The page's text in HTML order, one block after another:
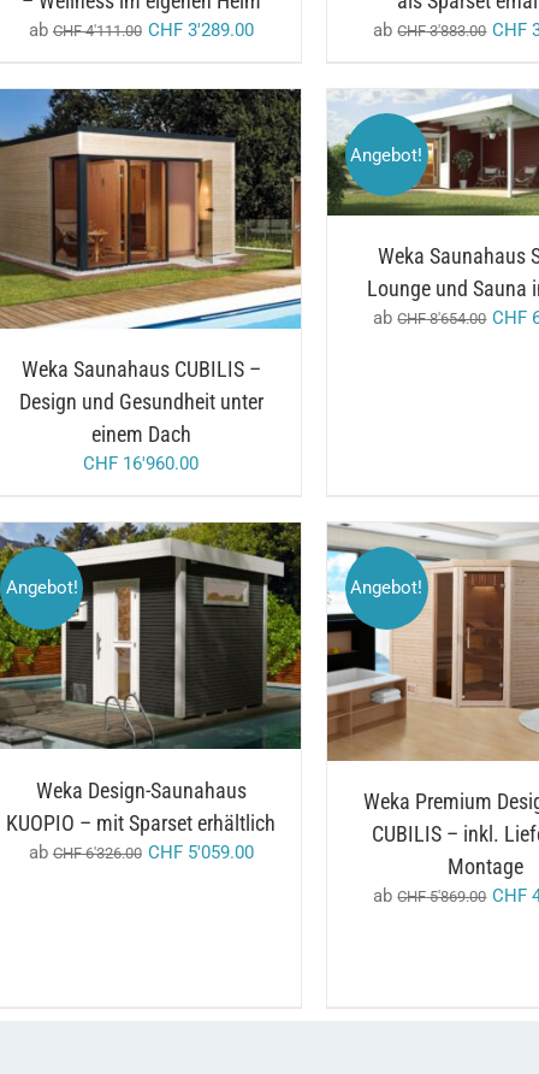
AUF
GEWÄHLT
WERDEN
abCHF4'111.00 CHF3'289.00 abCHF3'883.00 CHF
IN DEN WARENKORB DETAILS
Weka Saunahaus CUBILIS –
Design und Gesundheit unter
einem Dach
CHF 16'960.00
Angebot!AUSFÜHRUNG
DETAILS
Weka Saunahaus
Lounge und Sauna
abCHF8'654.00 CHF
Angebot!
AUSFÜHRUNG WÄHLEN
DIESES
PRODUKT
MEHRERE
VARIANTEN
AUF.
DIE
KÖNNEN
AUF
DER
PRODUKTSEITE
DETAILS
Weka Design-Saunahaus
KUOPIO – mit Sparset erhältlich
abCHF6'326.00 CHF5'059.00
Angebot!
AUSFÜHRUNG
DETAILS
Weka Premium
CUBILIS – inkl.
Montage
abCHF5'869.00 CHF